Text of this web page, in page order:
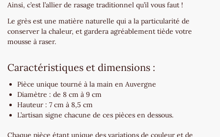
Ainsi, c’est l’allier de rasage traditionnel qu’il vous faut !
Le grès est une matière naturelle qui a la particularité de
conserver la chaleur, et gardera agréablement tiède votre
mousse à raser.
Caractéristiques et dimensions :
Pièce unique tourné à la main en Auvergne
Diamètre : de 8 cm à 9 cm
Hauteur : 7 cm à 8,5 cm
L’artisan signe chacune de ces pièces en dessous.
Chaque pièce étant unique des variations de couleur et de